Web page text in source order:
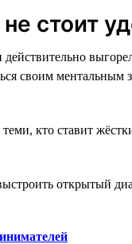
стоит
действительно
своим ментальным
кто ставит
открытый